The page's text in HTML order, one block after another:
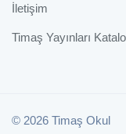
İletişim
Timaş Yayınları
© 2026 Timaş Okul